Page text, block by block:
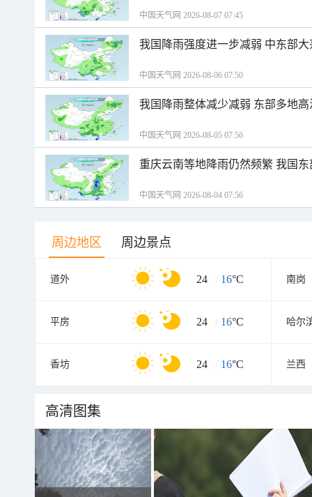
中国天气网 2026-08-07 07:45
我国降雨强度进一步减弱 中东部
中国天气网 2026-08-06 07:50
我国降雨整体减少减弱 东部多地
中国天气网 2026-08-05 07:56
重庆云南等地降雨仍然频繁 我国
中国天气网 2026-08-04 07:56
周边地区 周边景点
道外 24 / 16°C 南岗
平房 24 / 16°C 哈尔
香坊 24 / 16°C 兰西
高清图集